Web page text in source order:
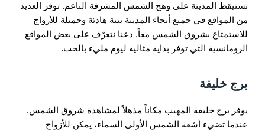
تستيقظ المدينة على وهج الشمس المشرقة الناعم. توفر العديد
من المواقع في جميع أنحاء المدينة بيئة هادئة وجميلة للأزواج
للاستمتاع بشروق الشمس معاً. دعنا نتعرّف على بعض المواقع
الرومانسية التي توفر بداية مثالية ليوم مليء بالحب.
برج خليفة
يوفر برج خليفة المهيب مكاناً مذهلاً لمشاهدة شروق الشمس.
عندما تضيء أشعة الشمس الأولى السماء، يمكن للأزواج